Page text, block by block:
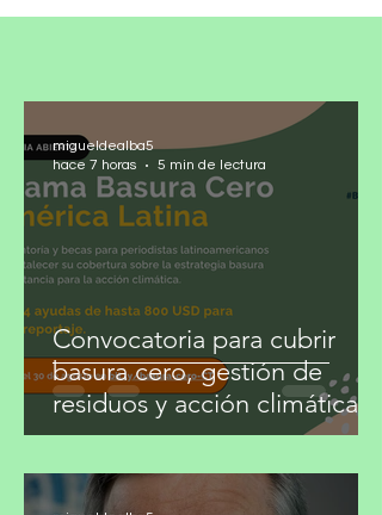
Convocatoria para cubrir
basura cero, gestión de
residuos y acción climática
migueldealba5
hace 7 horas
5 min de lectura